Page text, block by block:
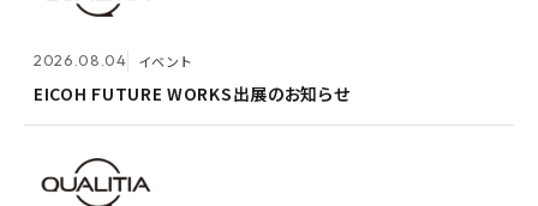
2026.08.04 イベント
EICOH FUTURE WORKS出展のお知らせ
2026.07.30
クオリティアユーザー会『&NEXT』を9月4日に初開
催 〜リアルな交流を通じて、経営理念「つなげる・つな
がる想いを未来へつなぐ」を体現〜
2026.08.03 メンテナンス
ホームページ『メンテナンス作業による一時閉鎖』のお